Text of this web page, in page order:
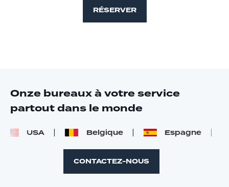
RÉSERVER
Onze bureaux à votre service
partout dans le monde
USA Belgique Espagne
CONTACTEZ-NOUS